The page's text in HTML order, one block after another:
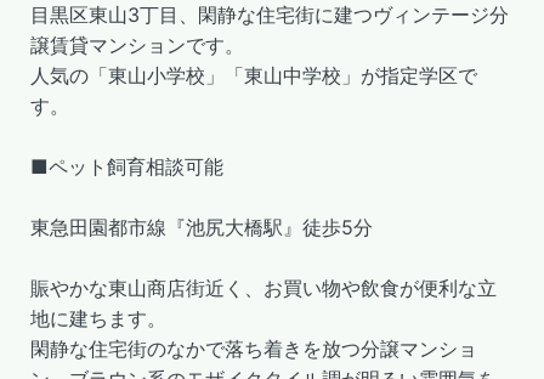
目黒区東山3丁目、閑静な住宅街に建つヴィンテージ分
譲賃貸マンションです。
人気の「東山小学校」「東山中学校」が指定学区で
す。
■ペット飼育相談可能
東急田園都市線『池尻大橋駅』徒歩5分
賑やかな東山商店街近く、お買い物や飲食が便利な立
地に建ちます。
閑静な住宅街のなかで落ち着きを放つ分譲マンショ